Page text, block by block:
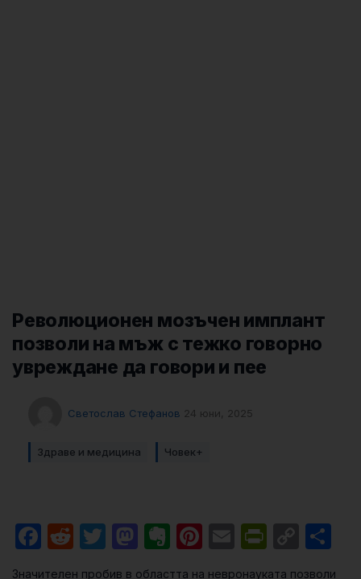
Революционен мозъчен имплант
позволи на мъж с тежко говорно
увреждане да говори и пее
Светослав Стефанов 24 юни, 2025
Здраве и медицина Човек+
Facebook
RedditTwitter
Mastodon
Evernote
Pinterest
Email
Значителен пробив в областта на невронауката позволи